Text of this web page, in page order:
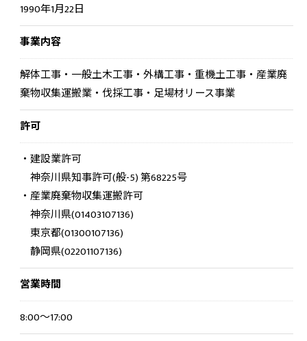
1990年1月22日
事業内容
解体工事・一般土木工事・外構工事・重機土工事・産業廃
棄物収集運搬業・伐採工事・足場材リース事業
許可
・建設業許可
神奈川県知事許可(般-5) 第68225号
・産業廃棄物収集運搬許可
神奈川県(01403107136)
東京都(01300107136)
静岡県(02201107136)
営業時間
8:00～17:00
お問い合わせはこちら